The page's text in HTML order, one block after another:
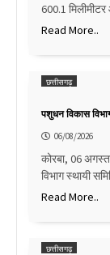
600.1
Read More..
छत्तीसगढ़
पशुधन विकास
06/08/2026
कोरबा, 06
विभाग स्थायी
Read More..
छत्तीसगढ़